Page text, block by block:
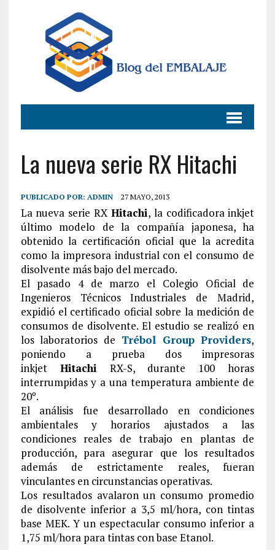
La nueva serie RX Hitachi
PUBLICADO POR: ADMIN 27 MAYO, 2013
La nueva serie RX Hitachi, la codificadora inkjet
último modelo de la compañía japonesa, ha
obtenido la certificación oficial que la acredita
como la impresora industrial con el consumo de
disolvente más bajo del mercado.
El pasado 4 de marzo el Colegio Oficial de
Ingenieros Técnicos Industriales de Madrid,
expidió el certificado oficial sobre la medición de
consumos de disolvente. El estudio se realizó en
los laboratorios de Trébol Group Providers,
poniendo a prueba dos impresoras
inkjet Hitachi RX-S, durante 100 horas
interrumpidas y a una temperatura ambiente de
20º.
El análisis fue desarrollado en condiciones
ambientales y horarios ajustados a las
condiciones reales de trabajo en plantas de
producción, para asegurar que los resultados
además de estrictamente reales, fueran
vinculantes en circunstancias operativas.
Los resultados avalaron un consumo promedio
de disolvente inferior a 3,5 ml/hora, con tintas
base MEK. Y un espectacular consumo inferior a
1,75 ml/hora para tintas con base Etanol.